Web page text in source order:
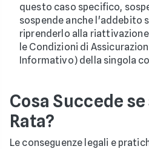
questo caso specifico,
sospende anche l'addebito
riprenderlo alla
le Condizioni di
Informativo) della singola
Cosa Succede
Rata?
Le conseguenze legali e